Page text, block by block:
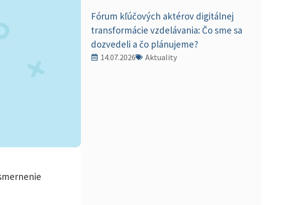
Fórum kľúčových aktérov digitálnej
transformácie vzdelávania: Čo sme sa
dozvedeli a čo plánujeme?
14.07.2026 Aktuality